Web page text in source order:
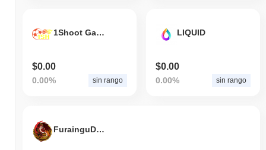
1Shoot Games
$0.00
0.00% sin rango
LIQUID
$0.00
0.00% sin rango
FurainguDoragon